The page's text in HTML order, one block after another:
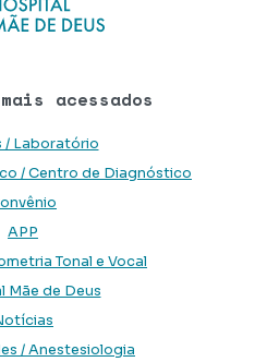
acessados
/ Laboratório
/ Centro de Diagnóstico
APP
Tonal e Vocal
Mãe de Deus
/ Anestesiologia